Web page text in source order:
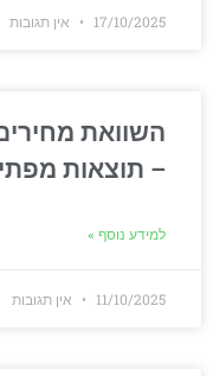
17/10/2025 אין תגובות
השוואת
– תוצאות
למידע נוסף »
11/10/2025 אין תגובות